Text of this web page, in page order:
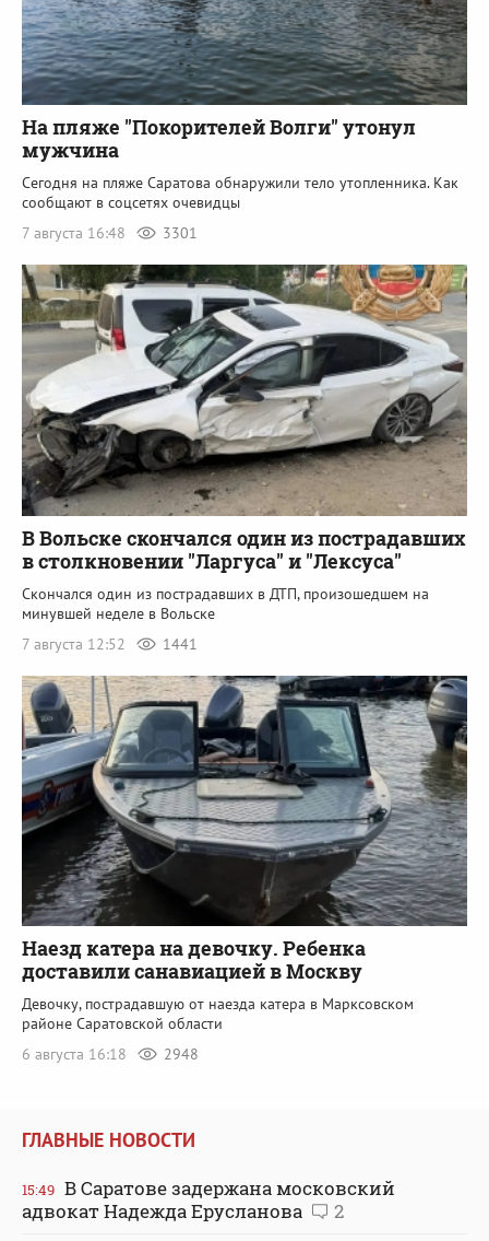
На пляже "Покорителей Волги" утонул
мужчина
Сегодня на пляже Саратова обнаружили тело утопленника. Как
сообщают в соцсетях очевидцы
7 августа 16:48
3301
В Вольске скончался один из пострадавших
в столкновении "Ларгуса" и "Лексуса"
Скончался один из пострадавших в ДТП, произошедшем на
минувшей неделе в Вольске
7 августа 12:52
1441
Наезд катера на девочку. Ребенка
доставили санавиацией в Москву
Девочку, пострадавшую от наезда катера в Марксовском
районе Саратовской области
6 августа 16:18
2948
ГЛАВНЫЕ НОВОСТИ
15:49 В Саратове задержана московский
адвокат Надежда Ерусланова
2